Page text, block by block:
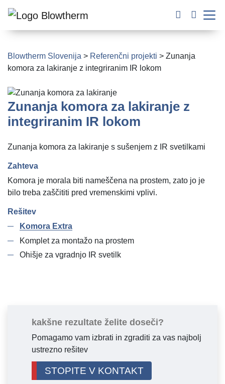
Blowtherm Slovenija > Referenčni projekti > Zunanja
komora za lakiranje z integriranim IR lokom
Zunanja komora za lakiranje z
integriranim IR lokom
Zunanja komora za lakiranje s sušenjem z IR svetilkami
Zahteva
Komora je morala biti nameščena na prostem, zato jo je
bilo treba zaščititi pred vremenskimi vplivi.
Rešitev
Komora Extra
Komplet za montažo na prostem
Ohišje za vgradnjo IR svetilk
kakšne rezultate želite doseči?
Pomagamo vam izbrati in zgraditi za vas najbolj
ustrezno rešitev
STOPITE V KONTAKT